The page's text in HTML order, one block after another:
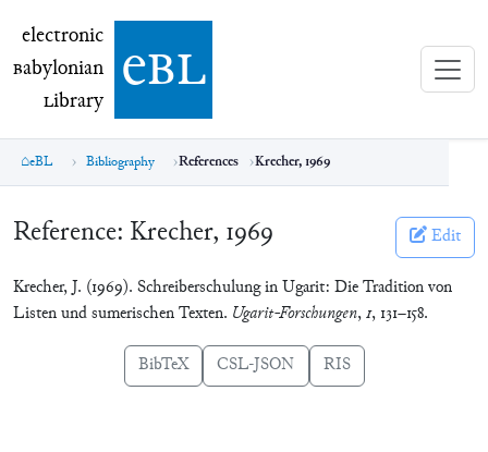
electronic Babylonian Library (eBL)
electronic
Babylonian
Library ebl
eBL Bibliography References Krecher, 1969
Reference: Krecher, 1969 Edit
Krecher, J. (1969). Schreiberschulung in Ugarit: Die Tradition von
Listen und sumerischen Texten. Ugarit-Forschungen,1, 131–158.
BibTeX CSL-JSON RIS